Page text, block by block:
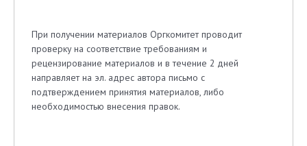
При получении материалов Оргкомитет проводит
проверку на соответствие требованиям и
рецензирование материалов и в течение 2 дней
направляет на эл. адрес автора письмо с
подтверждением принятия материалов, либо
необходимостью внесения правок.